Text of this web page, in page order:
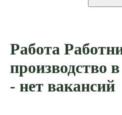
Работа
производство
- нет вакансий